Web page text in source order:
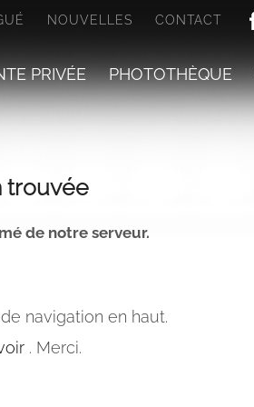
NOUVELLES CONTACT
PRIVÉE PHOTOTHÈQUE
trouvée
de notre serveur.
navigation en haut.
. Merci.